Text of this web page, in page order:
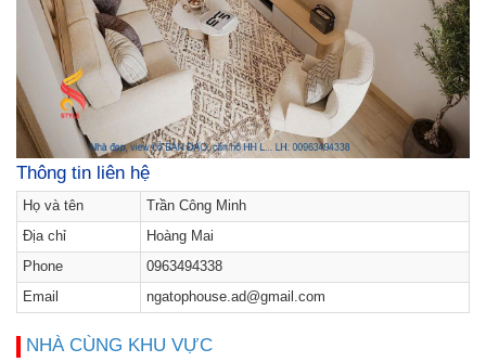
Thông tin liên hệ
Họ và tên
Trần Công Minh
Địa chỉ
Hoàng Mai
Phone
0963494338
Email
ngatophouse.ad@gmail.com
NHÀ CÙNG KHU VỰC